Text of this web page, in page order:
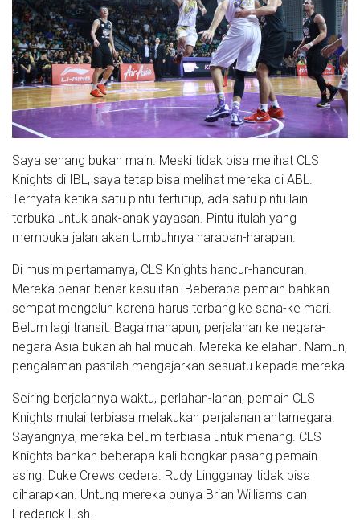
Saya senang bukan main. Meski tidak bisa melihat CLS
Knights di IBL, saya tetap bisa melihat mereka di ABL.
Ternyata ketika satu pintu tertutup, ada satu pintu lain
terbuka untuk anak-anak yayasan. Pintu itulah yang
membuka jalan akan tumbuhnya harapan-harapan.
Di musim pertamanya, CLS Knights hancur-hancuran.
Mereka benar-benar kesulitan. Beberapa pemain bahkan
sempat mengeluh karena harus terbang ke sana-ke mari.
Belum lagi transit. Bagaimanapun, perjalanan ke negara-
negara Asia bukanlah hal mudah. Mereka kelelahan. Namun,
pengalaman pastilah mengajarkan sesuatu kepada mereka.
Seiring berjalannya waktu, perlahan-lahan, pemain CLS
Knights mulai terbiasa melakukan perjalanan antarnegara.
Sayangnya, mereka belum terbiasa untuk menang. CLS
Knights bahkan beberapa kali bongkar-pasang pemain
asing. Duke Crews cedera. Rudy Lingganay tidak bisa
diharapkan. Untung mereka punya Brian Williams dan
Frederick Lish.